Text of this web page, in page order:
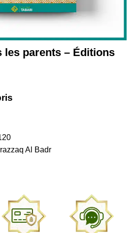
les parents – Éditions
Al Badr